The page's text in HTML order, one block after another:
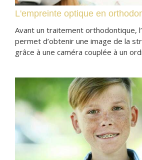
L'empreinte optique en
Avant un traitement orthodontique,
permet d’obtenir une image de la
grâce à une caméra couplée à un